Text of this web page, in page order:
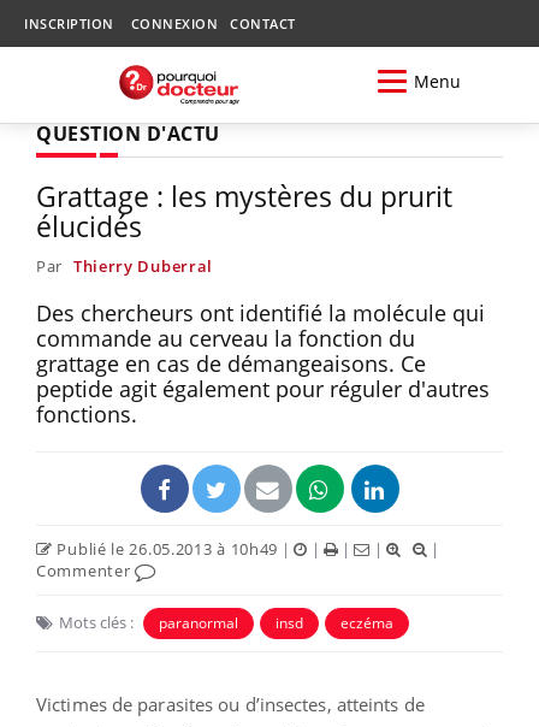
INSCRIPTION CONNEXION CONTACT
Menu
QUESTION D'ACTU
Grattage : les mystères du prurit
élucidés
Par Thierry Duberral
Des chercheurs ont identifié la molécule qui
commande au cerveau la fonction du
grattage en cas de démangeaisons. Ce
peptide agit également pour réguler d'autres
fonctions.
Publié le 26.05.2013 à 10h49 | | | |
|
Commenter
Mots clés : paranormal insd eczéma
Victimes de parasites ou d’insectes, atteints de